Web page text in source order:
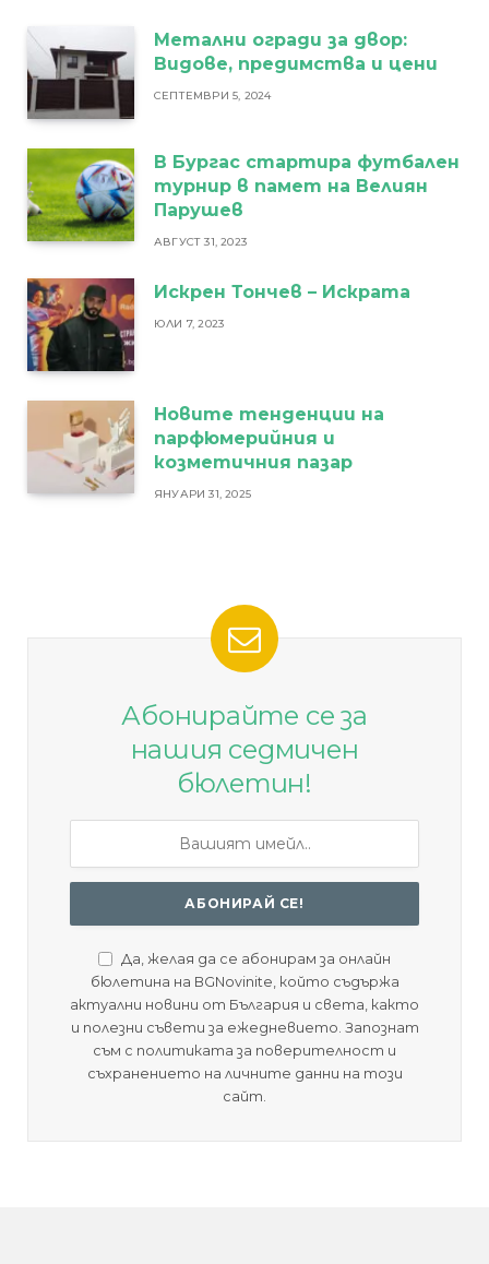
Метални огради за двор:
Видове, предимства и цени
СЕПТЕМВРИ 5, 2024
В Бургас стартира футбален
турнир в памет на Велиян
Парушев
АВГУСТ 31, 2023
Искрен Тончев – Искрата
ЮЛИ 7, 2023
Новите тенденции на
парфюмерийния и
козметичния пазар
ЯНУАРИ 31, 2025
Абонирайте се за
нашия седмичен
бюлетин!
Да, желая да се абонирам за онлайн
бюлетина на BGNovinite, който съдържа
актуални новини от България и света, както
и полезни съвети за ежедневието. Запознат
съм с политиката за поверителност и
съхранението на личните данни на този
сайт.